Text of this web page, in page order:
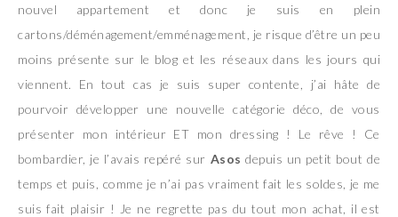
nouvel appartement et donc je suis en plein
cartons/déménagement/emménagement, je risque d’être un peu
moins présente sur le blog et les réseaux dans les jours qui
viennent. En tout cas je suis super contente, j’ai hâte de
pourvoir développer une nouvelle catégorie déco, de vous
présenter mon intérieur ET mon dressing ! Le rêve ! Ce
bombardier, je l’avais repéré sur Asos depuis un petit bout de
temps et puis, comme je n’ai pas vraiment fait les soldes, je me
suis fait plaisir ! Je ne regrette pas du tout mon achat, il est